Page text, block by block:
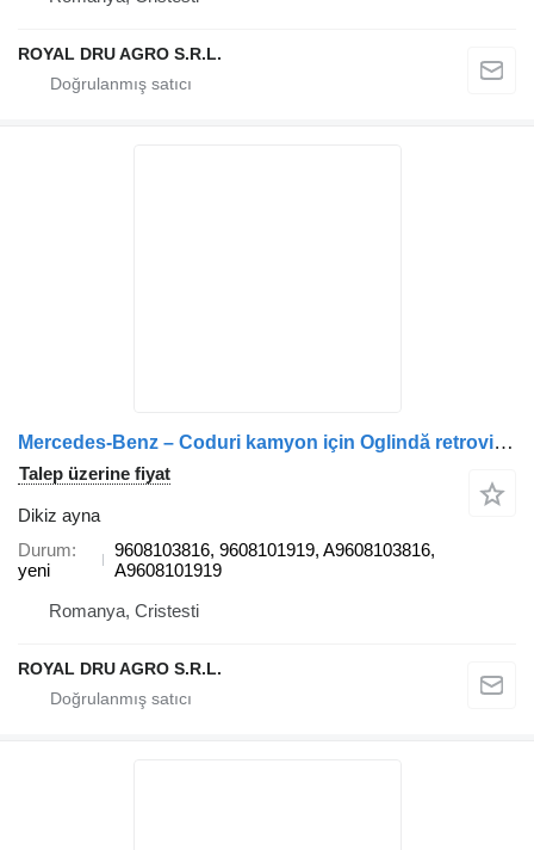
ROYAL DRU AGRO S.R.L.
Mercedes-Benz – Coduri kamyon için Oglindă retrovizoare dreapta pentru 9608103816 dikiz ayna
Talep üzerine fiyat
Dikiz ayna
Durum
yeni
9608103816, 9608101919, A9608103816,
A9608101919
Romanya, Cristesti
ROYAL DRU AGRO S.R.L.